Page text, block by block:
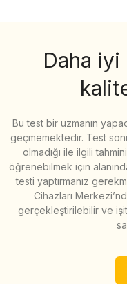
Daha iyi
Bu test bir uzmanın
geçmemektedir. Test
olmadığı ile ilgili
öğrenebilmek için
testi yaptırmanız
Cihazları
gerçekleştirilebilir ve